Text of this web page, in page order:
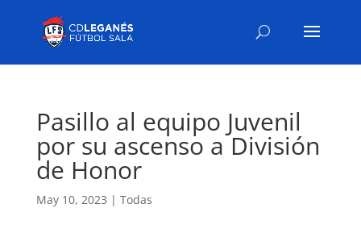
Pasillo al equipo Juvenil
por su ascenso a División
de Honor
May 10, 2023 | Todas